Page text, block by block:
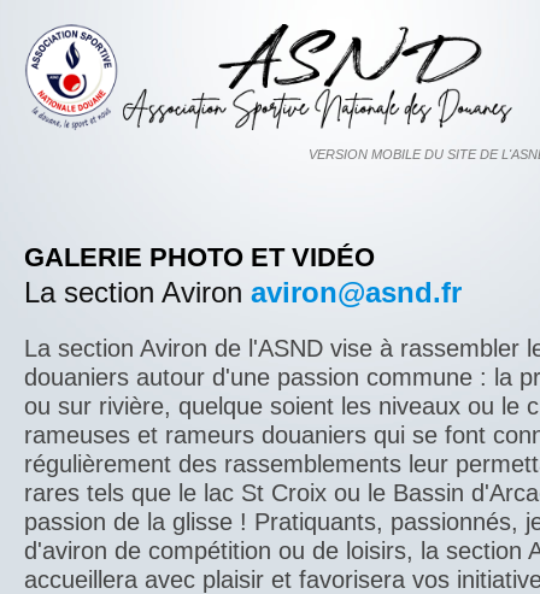
GALERIE PHOTO ET VIDÉO
La section Aviron aviron@asnd.fr
La section Aviron de l'ASND vise à rassembler
douaniers autour d'une passion commune : la
ou sur rivière, quelque soient les niveaux ou le
rameuses et rameurs douaniers qui se font
régulièrement des rassemblements leur
rares tels que le lac St Croix ou le Bassin
passion de la glisse ! Pratiquants, passionnés,
d'aviron de compétition ou de loisirs, la section
accueillera avec plaisir et favorisera vos